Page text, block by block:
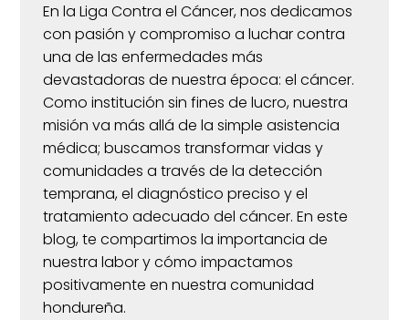
En la Liga Contra el Cáncer, nos dedicamos
con pasión y compromiso a luchar contra
una de las enfermedades más
devastadoras de nuestra época: el cáncer.
Como institución sin fines de lucro, nuestra
misión va más allá de la simple asistencia
médica; buscamos transformar vidas y
comunidades a través de la detección
temprana, el diagnóstico preciso y el
tratamiento adecuado del cáncer. En este
blog, te compartimos la importancia de
nuestra labor y cómo impactamos
positivamente en nuestra comunidad
hondureña.